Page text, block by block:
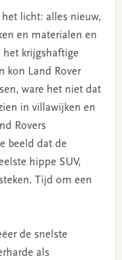
licht: alles nieuw,
en materialen en
krijgshaftige
kon Land Rover
ware het niet dat
in villawijken en
Rovers
beeld dat de
hippe SUV,
Tijd om een
de snelste
als